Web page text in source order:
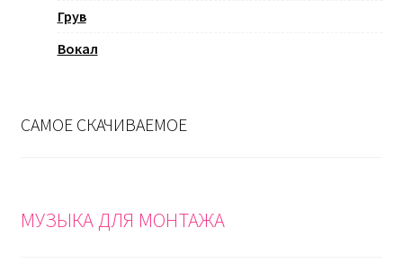
Грув
Вокал
САМОЕ СКАЧИВАЕМОЕ
МУЗЫКА ДЛЯ МОНТАЖА